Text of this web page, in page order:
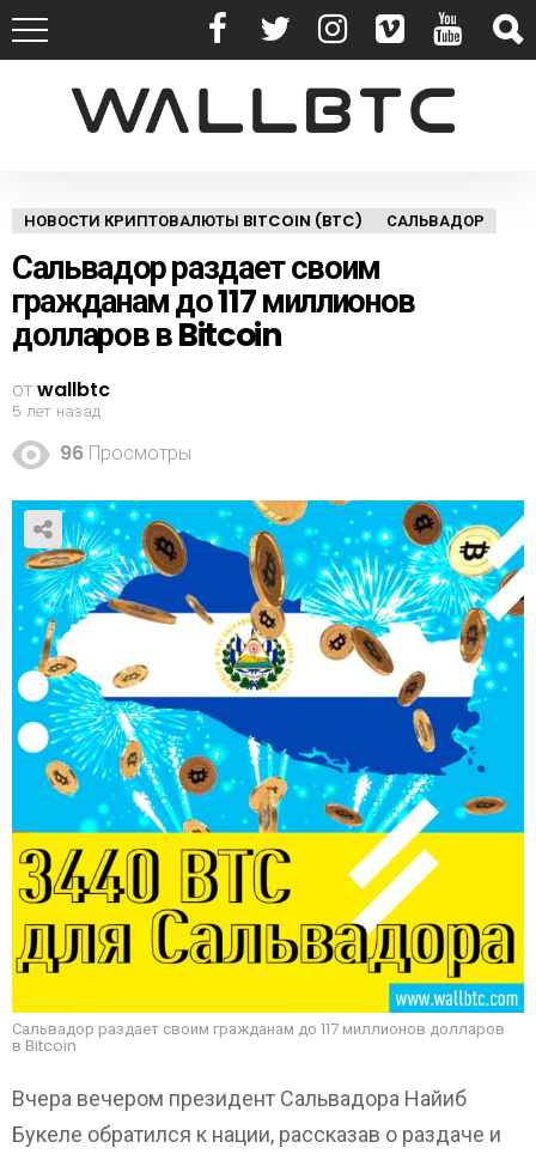
НОВОСТИ КРИПТОВАЛЮТЫ BITCOIN (BTC) САЛЬВАДОР
Сальвадор раздает своим
гражданам до 117 миллионов
долларов в Bitcoin
отwallbtc
5 лет назад
96 Просмотры
Сальвадор раздает своим гражданам до 117 миллионов долларов
в Bitcoin
Вчера вечером президент Сальвадора Найиб
Букеле обратился к нации, рассказав о раздаче и